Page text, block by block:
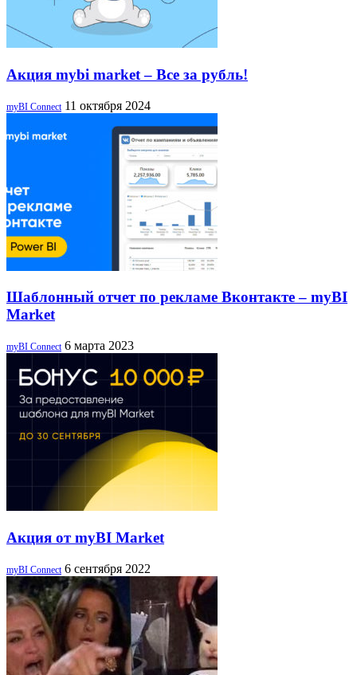
Акция mybi market – Все за рубль!
myBI Connect 11 октября 2024
Шаблонный отчет по рекламе Вконтакте – myBI
Market
myBI Connect 6 марта 2023
Акция от myBI Market
myBI Connect 6 сентября 2022